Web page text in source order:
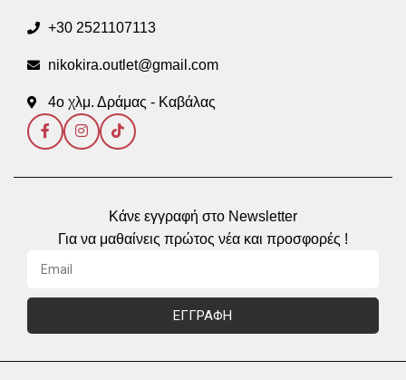
+30 2521107113
nikokira.outlet@gmail.com
4ο χλμ. Δράμας - Καβάλας
Κάνε εγγραφή στο Newsletter
Για να μαθαίνεις πρώτος νέα και προσφορές !
ΕΓΓΡΑΦΗ